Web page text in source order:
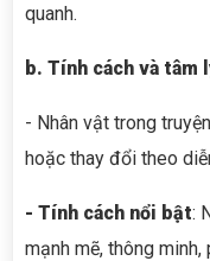
quanh.
b. Tính cách và tâm
- Nhân vật trong
hoặc thay đổi theo
- Tính cách nổi bật:
mạnh mẽ, thông